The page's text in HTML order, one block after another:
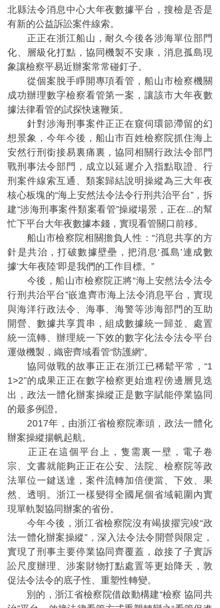
北縣法令消息中心大年夜數據平台，搜檢是否是
有新的公益訴訟案件線索。
正正在浙江船山，耐久今後各涉海單位部門
化、層級化打點，協同機製不安康，消息孤島現
象讓檢察平易近辦案常常碰釘子。
從個案脫手睜開專項看管，船山市檢察機關
成功辦理數字檢察看管第一案，讓該市大年夜數
據法律看管的試探快速鞭策。
針對涉海刑事案件正正在窺伺環節滯留的幻
想景象，今年今後，船山市百姓檢察院抓住海上
安然行刑銜接易裏痛裏，協同相關行政法令部門
戰刑事法令部門，成立以延遲介入指點取證、行
刑案件線索互通、類案歸結說明操縱為三大年夜
核心板塊的“海上安然法令法令行刑共治平台”，拆
建“涉海刑事案件類案看管”操縱場景，正在...的幫
忙下平台大年夜數據本錢，實現看管關口前移。
船山市檢察院相關擔負人性：“消息共享的方
針是共治，打破數據壁壘，把消息‘孤島’連成數
據‘大年夜陸’即是我們的工作目標。”
今後，船山市檢察院正將“海上安然法令法令
行刑共治平台”嵌進齊市海上法令消息平台，實現
與海洋行政法令、海事、海警等涉海部門的互助
開營、數據共享貫串，組成數據統一歸並、處置
統一流轉、辦理統一下效的數字化法令法令平台
運做機製，織密齊域看管“防護網”。
協同做戰的故事正正在浙江已稀鬆平常，“1
1>2”的成果正正在數字檢察更始進程傍邊層見迭
出，政法一體化辦案操縱正是數字賦能停業協同
的最多例證。
2017年，由浙江省檢察院牽頭，政法一體化
辦案操縱揚帆起航。
正正在這個平台上，隻需裏一壁，電子卷
宗、文書就能夠正正在公安、法院、檢察院等政
法單位一鍵送達，案件流轉加倍便當、下效、果
然、透明。浙江一樣變得全國尾個省域範圍內實
現單軌製協同辦案的省份。
今年今後，浙江省檢察院沒有竭拔擢完竣“政
法一體化辦案操縱”，深入法令法令開營與限定，
實現了刑事主要停業協同齊覆蓋，啟接了子實訴
訟尺度辦理、涉案財物打點處置等更始降天，敦
促法令法令的底子性、重塑性轉變。
別的，浙江省檢察院借啟動構建“檢察 協同共